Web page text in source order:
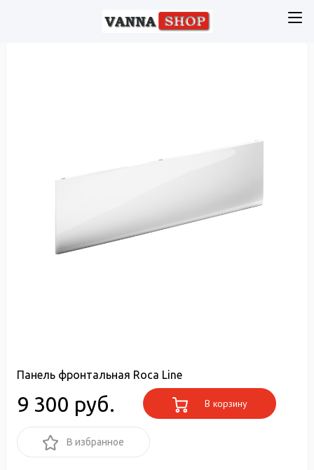
Панель фронтальная Roca Line
9 300 руб. В корзину
В избранное